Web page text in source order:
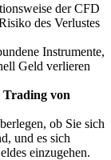
der CFD
des Verlustes
Instrumente,
Geld verlieren
von
ob Sie sich
und es sich
einzugehen.